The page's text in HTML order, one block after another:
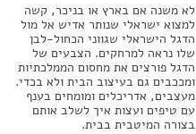
לא משנה אם בארץ או בניכר, קשה
למצוא ישראלי שנותר אדיש אל מול
הדגל הישראלי שגווני הכחול-לבן
שלו נראה למרחקים. הצבעים של
הדגל פורצים את מחסום הממלכתיות
ומככבים גם בעיצוב הבית ולא בכדי.
מעצבים, אדריכלים ומומחים בענף
עם טיפים ועצות איך לשלב אותם
בצורה המיטבית בבית.